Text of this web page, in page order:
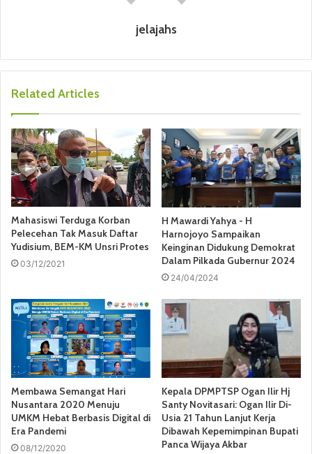
jelajahs
Related Articles
Mahasiswi Terduga Korban
Pelecehan Tak Masuk Daftar
Yudisium, BEM-KM Unsri Protes
03/12/2021
H Mawardi Yahya - H
Harnojoyo Sampaikan
Keinginan Didukung Demokrat
Dalam Pilkada Gubernur 2024
24/04/2024
Membawa Semangat Hari
Nusantara 2020 Menuju
UMKM Hebat Berbasis Digital di
Era Pandemi
08/12/2020
Kepala DPMPTSP Ogan Ilir Hj
Santy Novitasari: Ogan Ilir Di-
Usia 21 Tahun Lanjut Kerja
Dibawah Kepemimpinan Bupati
Panca Wijaya Akbar